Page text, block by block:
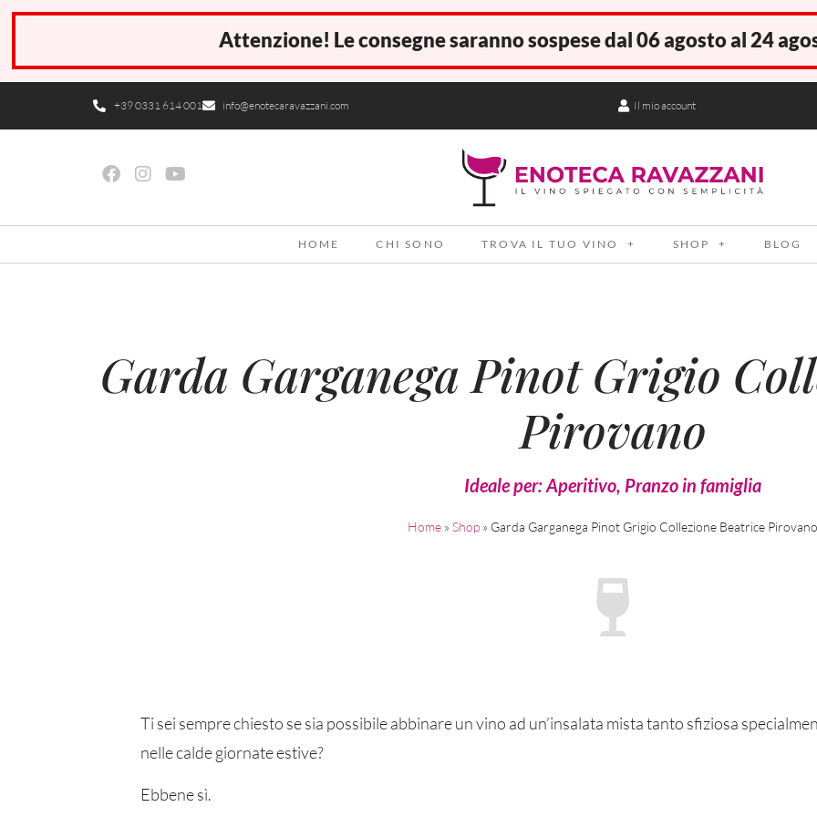
Attenzione! Le consegne saranno sospese dal 06 agosto al 24
+39 0331 614 001 info@enotecaravazzani.com Il mio account
HOME CHI SONO TROVA IL TUO VINO SHOP BLOG
Garda Garganega Pinot Grigio
Pirovano
Ideale per:Aperitivo, Pranzo in famiglia
Home » Shop » Garda Garganega Pinot Grigio Collezione Beatrice Pirovano
Ti sei sempre chiesto se sia possibile abbinare un vino ad un’insalata mista tanto sfiziosa
nelle calde giornate estive?
Ebbene sì.